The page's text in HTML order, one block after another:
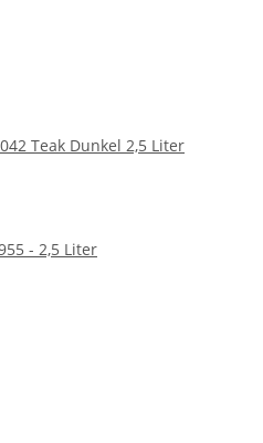
Teak Dunkel 2,5 Liter